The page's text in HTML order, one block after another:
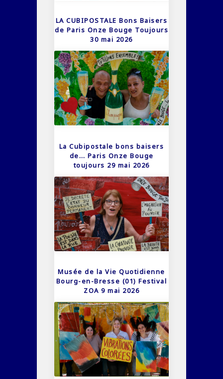
LA CUBIPOSTALE Bons Baisers
de Paris Onze Bouge Toujours
30 mai 2026
La Cubipostale bons baisers
de… Paris Onze Bouge
toujours 29 mai 2026
Musée de la Vie Quotidienne
Bourg-en-Bresse (01) Festival
ZOA 9 mai 2026